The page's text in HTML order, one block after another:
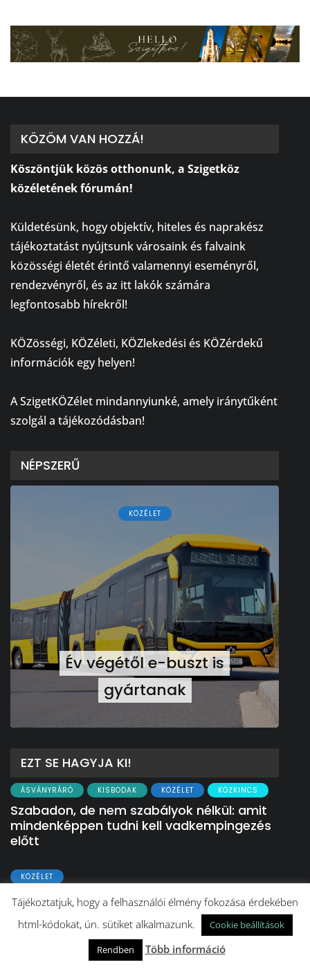
KÖZÖM VAN HOZZÁ!
Köszöntjük közös otthonunk, a Szigetköz
közéletének fórumán!
Küldetésünk, hogy objektív, hiteles és naprakész
tájékoztatást nyújtsunk városaink és falvaink
közösségi életét érintő valamennyi eseményről,
rendezvényről, és az itt lakók számára
legfontosabb hírekről!
KÖZösségi, KÖZéleti, KÖZlekedési és KÖZérdekű
információk egy helyen!
A SzigetKÖZélet mindannyiunké, amely iránytűként
szolgál a tájékozódásban!
NÉPSZERŰ
KÖZÉLET
Év végétől e-buszt is
gyártanak
EZT SE HAGYJA KI!
ÁSVÁNYRÁRÓ KISBODAK KÖZÉLET KÖZKINCS
Szabadon, de nem szabályok nélkül: amit
mindenképpen tudni kell vadkempingezés
előtt
KÖZÉLET
Egy közösség, ami megtartja az anyákat a
nehéz időkben – Megalakult a
Mosonmagyaróvári Szoptatástámogató
Tájékoztatjuk, hogy a felhasználói élmény fokozása érdekében
html-kódokat, ún. sütiket alkalmazunk.
Cookie beállítások
Rendben
Több információ